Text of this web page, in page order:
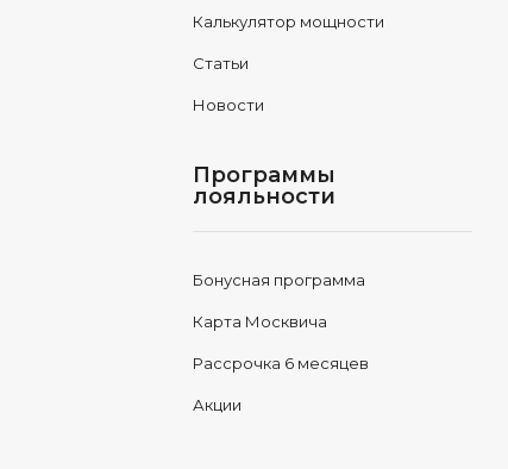
Калькулятор мощности
Статьи
Новости
Программы
лояльности
Бонусная программа
Карта Москвича
Рассрочка 6 месяцев
Акции